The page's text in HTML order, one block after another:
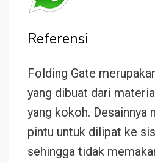
Referensi
Folding Gate
yang dibuat dari
yang kokoh. Desainnya
pintu untuk dilipat ke
sehingga tidak